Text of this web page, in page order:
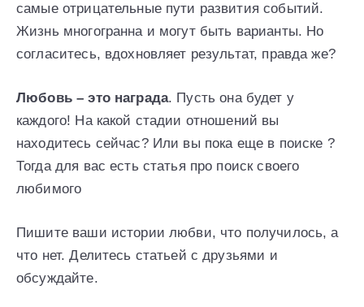
самые отрицательные пути развития событий.
Жизнь многогранна и могут быть варианты. Но
согласитесь, вдохновляет результат, правда же?
Любовь – это награда. Пусть она будет у
каждого! На какой стадии отношений вы
находитесь сейчас? Или вы пока еще в поиске ?
Тогда для вас есть статья про поиск своего
любимого
Пишите ваши истории любви, что получилось, а
что нет. Делитесь статьей с друзьями и
обсуждайте.